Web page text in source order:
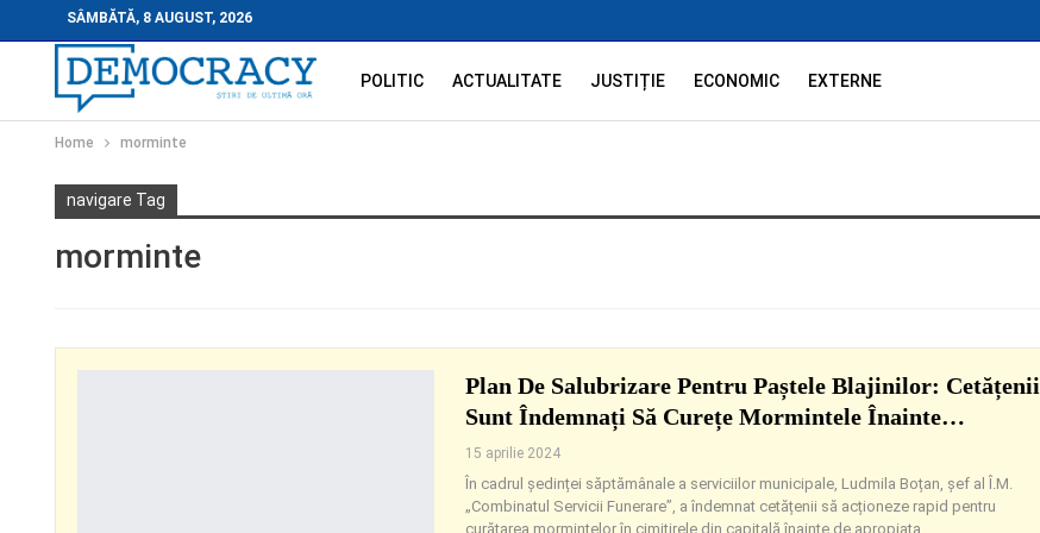
SÂMBĂTĂ, 8 AUGUST, 2026
POLITIC ACTUALITATE JUSTIȚIE ECONOMIC EXTERNE
Home morminte
navigare Tag
morminte
Plan De Salubrizare Pentru Paștele Blajinilor: Cetățenii
Sunt Îndemnați Să Curețe Mormintele Înainte…
15 aprilie 2024
În cadrul ședinței săptămânale a serviciilor municipale, Ludmila Boțan, șef al Î.M.
„Combinatul Servicii Funerare”, a îndemnat cetățenii să acționeze rapid pentru
curățarea mormintelor în cimitirele din capitală înainte de apropiata